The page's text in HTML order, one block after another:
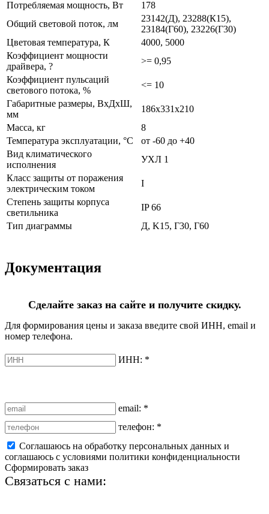
Потребляемая мощность, Вт
178
Общий световой поток, лм
23142(Д), 23288(К15),
23184(Г60), 23226(Г30)
Цветовая температура, К
4000, 5000
Коэффициент мощности
драйвера, ?
>= 0,95
Коэффициент пульсаций
светового потока, %
<= 10
Габаритные размеры, ВхДхШ,
мм
186х331х210
Масса, кг
8
Температура эксплуатации, °С
от -60 до +40
Вид климатического
исполнения
УХЛ 1
Класс защиты от поражения
электрическим током
I
Степень защиты корпуса
светильника
IP 66
Тип диаграммы
Д, K15, Г30, Г60
Документация
Сделайте заказ на сайте и получите скидку.
Для формирования цены и заказа введите свой ИНН, email и
номер телефона.
ИНН: *
email: *
телефон: *
Соглашаюсь на обработку персональных данных и
соглашаюсь с условиями политики конфиденциальности
Сформировать заказ
Связаться с нами: